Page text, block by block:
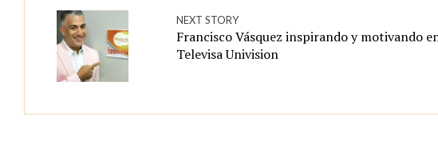
NEXT STORY
Francisco Vásquez inspirando y motivando
Televisa Univision